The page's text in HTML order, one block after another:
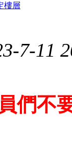
7-11
們不